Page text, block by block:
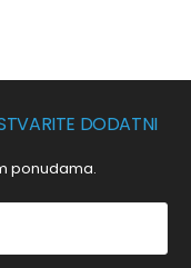
DODATNI
ponudama.